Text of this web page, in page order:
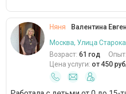
Няня Валентина
Москва, Улица
Возраст: 61 год Опыт:
Цена услуги: от 450